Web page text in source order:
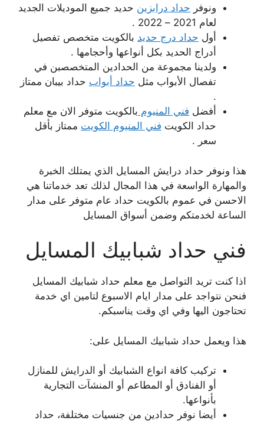
ونوفر حداد درابزين حديد جميع الموديلات الجديد
لعام 2021 – 2022 .
أول حداد درج حديد بالكويت متخصص تفصيل
أدراج الحديد بكل أنواعها وأحجامها .
ولدينا مجموعة من الحدادين المتخصصبن في
تفصال الأبواب مثل حداد أبواب حداد بيبان ممتاز
.
أفضل فني المنيوم بالكويت متوفر الان مع معلم
حداد الكويت فني المنيوم الكويت ممتاز بأقل
سعر .
هذا ونوفر حداد درايش المسايل الذي يمتلك الخبرة
والمهارة الواسعة في هذا المجال لذلك تعد خدماتنا هي
الاحسن في عموم بالكويت حداد عام متوفر على مدار
الساعة لخدمتكم وضمن أسواق المسايل
فني حداد شبابيك المسايل
اذا كنت تريد التواصل مع معلم حداد شبابيك المسايل
فنحن نتواجد على مدار ايام الاسبوع لتامين اي خدمة
تحتاجون اليها وفي اي وقت يناسبكم.
هذا ويعمل حداد شبابيك المسايل على:
تركيب كافة انواع الشبابيك أو الدرايش للمنازل
أو الفنادق أو المطاعم أو المنشآت التجارية
بأنواعها.
أيضا نوفر حدادين من جنسيات مختلفة، حداد